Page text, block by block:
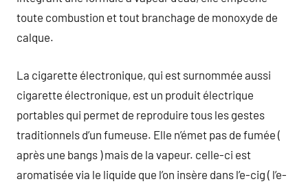
toute combustion et tout branchage de monoxyde de
calque.
La cigarette électronique, qui est surnommée aussi
cigarette électronique, est un produit électrique
portables qui permet de reproduire tous les gestes
traditionnels d’un fumeuse. Elle n’émet pas de fumée (
après une bangs ) mais de la vapeur. celle-ci est
aromatisée via le liquide que l’on insère dans l’e-cig ( l’e-